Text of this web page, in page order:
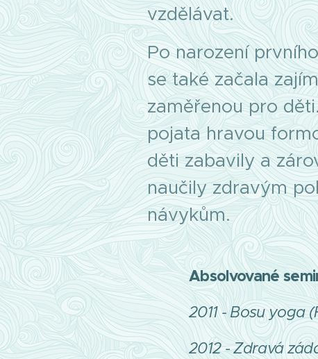
vzdělávat.
Po narození
se také začala
zaměřenou pro
pojata hravou
děti zabavily a
naučily zdravým
návykům.
Absolvované
2011 - Bosu yoga
2012 - Zdravá